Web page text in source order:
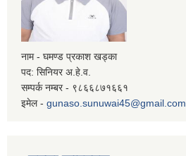
नाम - घमण्ड प्रकाश खड्का
पद: सिनियर अ.हे.व.
सम्पर्क नम्बर - ९८६६८७१६६१
इमेल - gunaso.sunuwai45@gmail.com